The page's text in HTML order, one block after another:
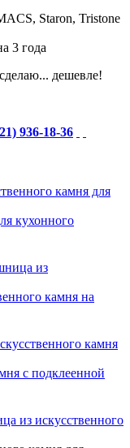
Staron, Tristone
3 года
дешевле!
936-18-36
кухонного
камня на
с подклеенной